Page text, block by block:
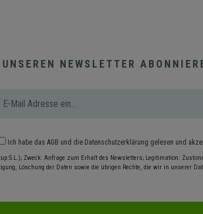
UNSEREN NEWSLETTER
Ich habe das AGB und die Datenschutzerklärung gelesen und
S.L.); Zweck: Anfrage zum Erhalt des Newsletters; Legitimation:
Löschung der Daten sowie die übrigen Rechte, die wir in unserer